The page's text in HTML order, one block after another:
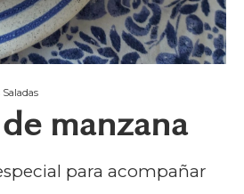
Saladas
manzana
para acompañar